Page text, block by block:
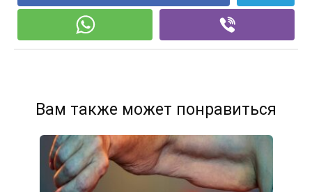
Вам также может понравиться